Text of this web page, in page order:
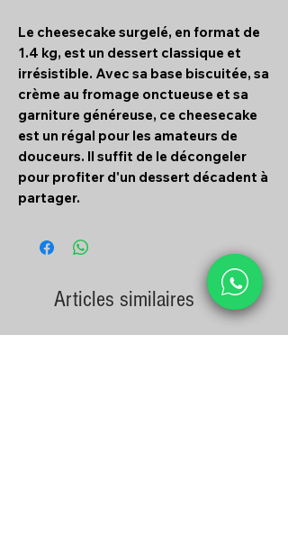
Le cheesecake surgelé, en format de
1.4 kg, est un dessert classique et
irrésistible. Avec sa base biscuitée, sa
crème au fromage onctueuse et sa
garniture généreuse, ce cheesecake
est un régal pour les amateurs de
douceurs. Il suffit de le décongeler
pour profiter d'un dessert décadent à
partager.
Articles similaires